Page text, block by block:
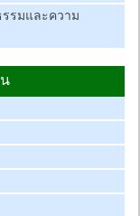
รมและความ